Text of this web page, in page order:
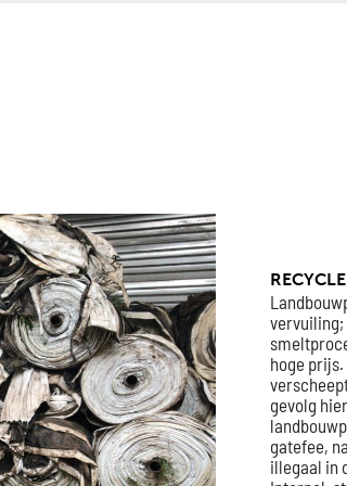
vervuiling;
hoge
gevolg
gatefee,
illegaal in